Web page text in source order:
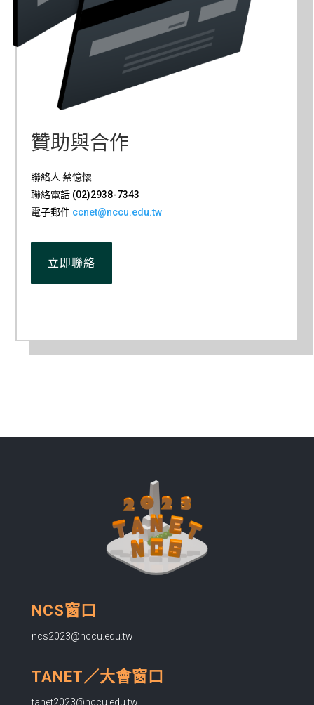
贊助與合作
聯絡人 蔡憶懷
聯絡電話 (02)2938-7343
電子郵件 ccnet@nccu.edu.tw
立即聯絡
NCS窗口
ncs2023@nccu.edu.tw
TANET／大會窗口
tanet2023@nccu.edu.tw